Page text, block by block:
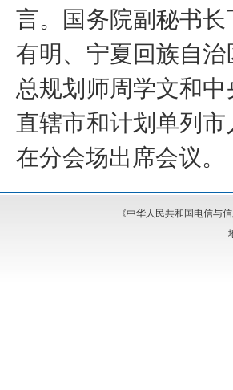
言。国务院副秘书
有明、宁夏回族自
总规划师周学文和
直辖市和计划单列
在分会场出席会议。
《中华人民共和国电信与